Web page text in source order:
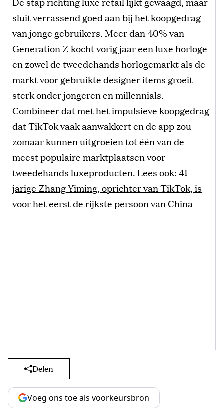
sluit verrassend goed aan bij het koopgedrag
van jonge gebruikers. Meer dan 40% van
Generation Z kocht vorig jaar een luxe horloge
en zowel de tweedehands horlogemarkt als de
markt voor gebruikte designer items groeit
sterk onder jongeren en millennials.
Combineer dat met het impulsieve koopgedrag
dat TikTok vaak aanwakkert en de app zou
zomaar kunnen uitgroeien tot één van de
meest populaire marktplaatsen voor
tweedehands luxeproducten. Lees ook:41-
jarige Zhang Yiming, oprichter van TikTok, is
voor het eerst de rijkste persoon van China
Delen
Voeg ons toe als voorkeursbron